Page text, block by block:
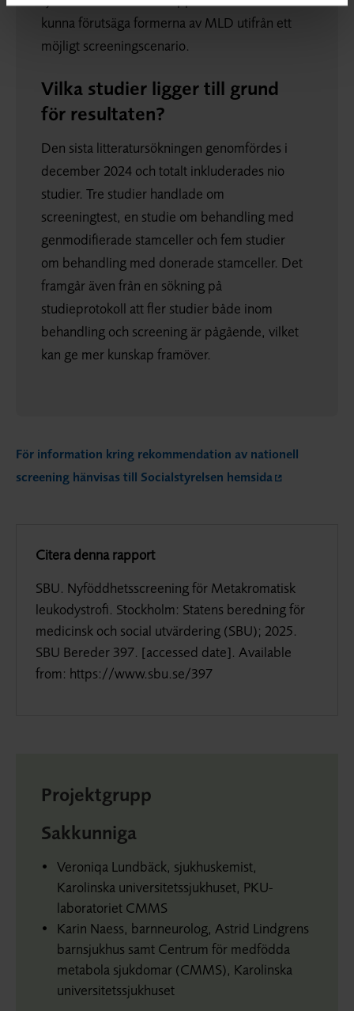
kunna förutsäga formerna av MLD utifrån ett
möjligt screeningscenario.
Vilka studier ligger till grund
för resultaten?
Den sista litteratursökningen genomfördes i
december 2024 och totalt inkluderades nio
studier. Tre studier handlade om
screeningtest, en studie om behandling med
genmodifierade stamceller och fem studier
om behandling med donerade stamceller. Det
framgår även från en sökning på
studieprotokoll att fler studier både inom
behandling och screening är pågående, vilket
kan ge mer kunskap framöver.
För information kring rekommendation av nationell
screening hänvisas till Socialstyrelsen hemsida
Citera denna rapport
SBU. Nyföddhetsscreening för Metakromatisk
leukodystrofi. Stockholm: Statens beredning för
medicinsk och social utvärdering (SBU); 2025.
SBU Bereder 397. [accessed date]. Available
from: https://www.sbu.se/397
Projektgrupp
Sakkunniga
Veroniqa Lundbäck, sjukhuskemist,
Karolinska universitetssjukhuset, PKU-
laboratoriet CMMS
Karin Naess, barnneurolog, Astrid Lindgrens
barnsjukhus samt Centrum för medfödda
metabola sjukdomar (CMMS), Karolinska
universitetssjukhuset